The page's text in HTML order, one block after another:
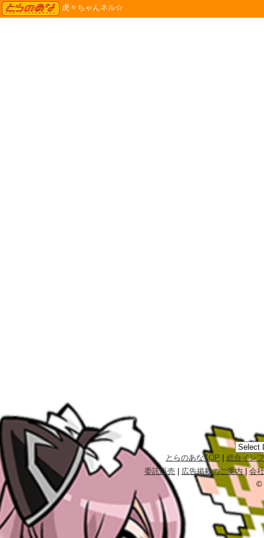
TORANOANA
虎々ちゃんネル☆
とらのあなTOP
総合イン
委託販売
広告掲載のご案内|会
©